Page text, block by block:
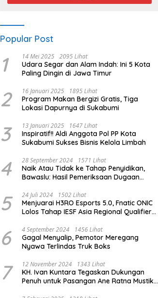
Popular Post
1 14 Mei 2025 2095 Lihat
Udara Segar dan Alam Indah: Ini 5 Kota
Paling Dingin di Jawa Timur
2 16 Januari 2025 1895 Lihat
Program Makan Bergizi Gratis, Tiga
Lokasi Dapurnya di Sukabumi
3 13 Januari 2025 1647 Lihat
Inspiratif!! Aldi Anggota Pol PP Kota
Sukabumi Sukses Bisnis Kelola Limbah
4 28 September 2024 1571 Lihat
Naik Atau Tidak ke Tahap Penyidikan,
Bawaslu: Hasil Pemeriksaan Dugaan
5 24 Juli 2024 1502 Lihat
Menjuarai H3RO Esports 5.0, Fnatic ONIC
Lolos Tahap IESF Asia Regional Qualifier
6 4 September 2024 1456 Lihat
Gagal Menyalip, Pemotor Meregang
Nyawa Terlindas Truk Boks
7 12 November 2024 1343 Lihat
KH. Ivan Kuntara Tegaskan Dukungan
Penuh untuk Pasangan Ane Ratna Mustika